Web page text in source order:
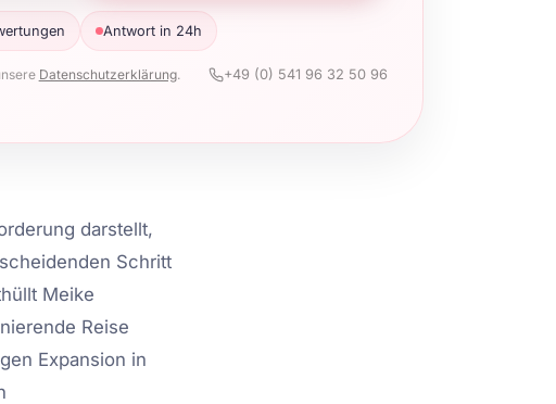
Antwort in 24h
Datenschutzerklärung. +49 (0) 541 96 32 50 96
darstellt,
Schritt
Meike
Reise
Expansion in